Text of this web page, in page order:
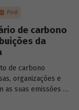
Post
de carbono
da
de carbono
organizações e
as suas emissões a
gerados por